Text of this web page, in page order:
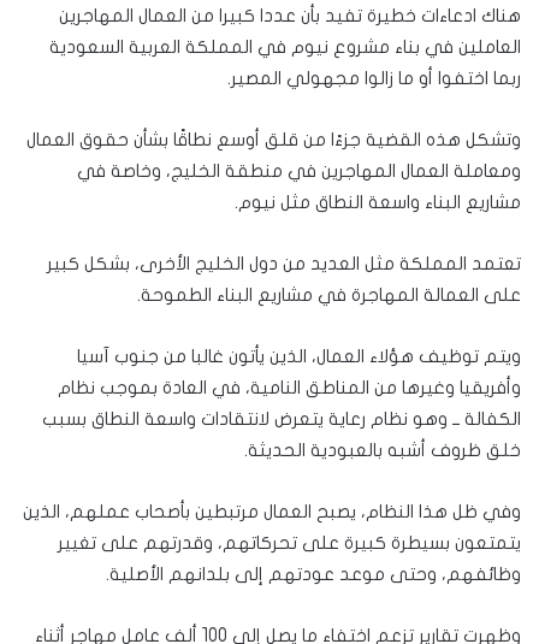
هناك ادعاءات خطيرة تفيد بأن عددا كبيرا من العمال المهاجرين
العاملين في بناء مشروع نيوم في المملكة العربية السعودية
ربما اختفوا أو ما زالوا مجهولي المصير.
وتشكل هذه القضية جزءًا من قلق أوسع نطاقًا بشأن حقوق العمال
ومعاملة العمال المهاجرين في منطقة الخليج، وخاصة في
مشاريع البناء واسعة النطاق مثل نيوم.
تعتمد المملكة مثل العديد من دول الخليج الأخرى، بشكل كبير
على العمالة المهاجرة في مشاريع البناء الطموحة.
ويتم توظيف هؤلاء العمال، الذين يأتون غالبا من جنوب آسيا
وأفريقيا وغيرها من المناطق النامية، في العادة بموجب نظام
الكفالة ــ وهو نظام رعاية يتعرض لانتقادات واسعة النطاق بسبب
خلق ظروف أشبه بالعبودية الحديثة.
وفي ظل هذا النظام، يصبح العمال مرتبطين بأصحاب عملهم، الذين
يتمتعون بسيطرة كبيرة على تحركاتهم، وقدرتهم على تغيير
وظائفهم، وحتى موعد عودتهم إلى بلدانهم الأصلية.
وظهرت تقارير تزعم اختفاء ما يصل إلى 100 ألف عامل مهاجر أثناء